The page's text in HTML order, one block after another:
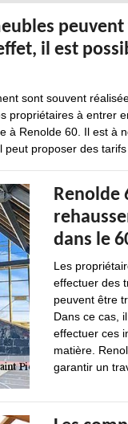
il est
sont souvent
propriétaires à entrer
à Renolde 60. Il est à
proposer des
Renolde
dans le
Les
effectuer des
peuvent être
Dans ce cas,
effectuer ces
matière.
garantir un